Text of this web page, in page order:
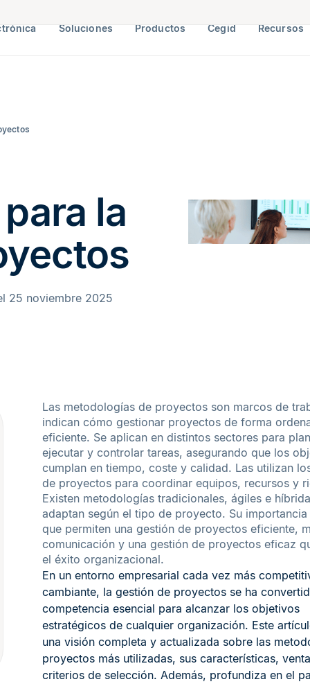
Soluciones Productos Cegid Recursos
la
25 noviembre 2025
Las metodologías de proyectos son marcos de
indican cómo gestionar proyectos de forma
eficiente. Se aplican en distintos sectores para
ejecutar y controlar tareas, asegurando que los
cumplan en tiempo, coste y calidad. Las utilizan
de proyectos para coordinar equipos, recursos y
Existen metodologías tradicionales, ágiles e
adaptan según el tipo de proyecto. Su
que permiten una gestión de proyectos eficiente,
comunicación y una gestión de proyectos eficaz
el éxito organizacional.
En un entorno empresarial cada vez más
cambiante, la gestión de proyectos se ha
competencia esencial para alcanzar los objetivos
estratégicos de cualquier organización. Este
una visión completa y actualizada sobre las
proyectos más utilizadas, sus características,
criterios de selección. Además, profundiza en el